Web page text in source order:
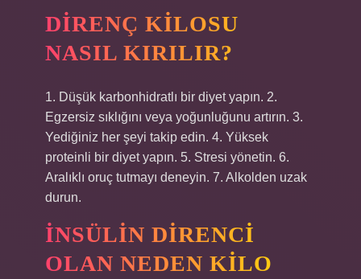
DIRENÇ KILOSU
NASIL KIRILIR?
1. Düşük karbonhidratlı bir diyet yapın. 2.
Egzersiz sıklığını veya yoğunluğunu artırın. 3.
Yediğiniz her şeyi takip edin. 4. Yüksek
proteinli bir diyet yapın. 5. Stresi yönetin. 6.
Aralıklı oruç tutmayı deneyin. 7. Alkolden uzak
durun.
İNSÜLIN DIRENCI
OLAN NEDEN KILO